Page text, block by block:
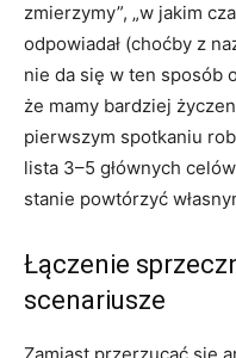
zmierzymy”, „w jakim
odpowiadał (choćby z
nie da się w ten sposób
że mamy bardziej
pierwszym spotkaniu
lista 3–5 głównych
stanie powtórzyć
Łączenie
scenariusze